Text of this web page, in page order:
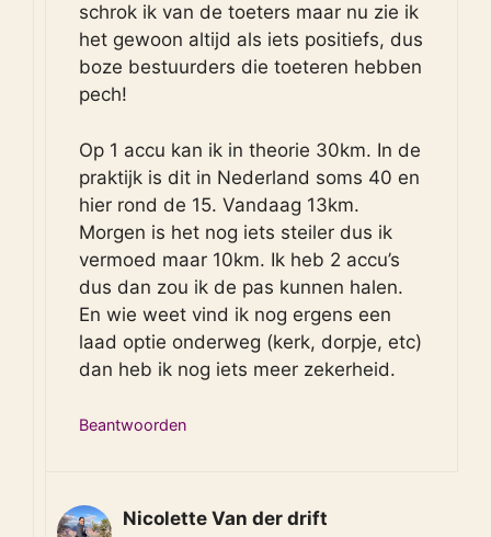
schrok ik van de toeters maar nu zie ik
het gewoon altijd als iets positiefs, dus
boze bestuurders die toeteren hebben
pech!
Op 1 accu kan ik in theorie 30km. In de
praktijk is dit in Nederland soms 40 en
hier rond de 15. Vandaag 13km.
Morgen is het nog iets steiler dus ik
vermoed maar 10km. Ik heb 2 accu’s
dus dan zou ik de pas kunnen halen.
En wie weet vind ik nog ergens een
laad optie onderweg (kerk, dorpje, etc)
dan heb ik nog iets meer zekerheid.
Beantwoorden
Nicolette Van der drift